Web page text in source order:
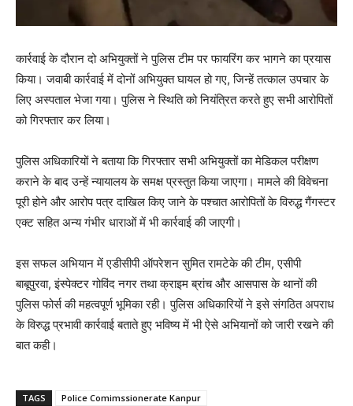
कार्रवाई के दौरान दो अभियुक्तों ने पुलिस टीम पर फायरिंग कर भागने का प्रयास
किया। जवाबी कार्रवाई में दोनों अभियुक्त घायल हो गए, जिन्हें तत्काल उपचार के
लिए अस्पताल भेजा गया। पुलिस ने स्थिति को नियंत्रित करते हुए सभी आरोपितों
को गिरफ्तार कर लिया।
पुलिस अधिकारियों ने बताया कि गिरफ्तार सभी अभियुक्तों का मेडिकल परीक्षण
कराने के बाद उन्हें न्यायालय के समक्ष प्रस्तुत किया जाएगा। मामले की विवेचना
पूरी होने और आरोप पत्र दाखिल किए जाने के पश्चात आरोपितों के विरुद्ध गैंगस्टर
एक्ट सहित अन्य गंभीर धाराओं में भी कार्रवाई की जाएगी।
इस सफल अभियान में एडीसीपी ऑपरेशन सुमित रामटेके की टीम, एसीपी
बाबूपुरवा, इंस्पेक्टर गोविंद नगर तथा क्राइम ब्रांच और आसपास के थानों की
पुलिस फोर्स की महत्वपूर्ण भूमिका रही। पुलिस अधिकारियों ने इसे संगठित अपराध
के विरुद्ध प्रभावी कार्रवाई बताते हुए भविष्य में भी ऐसे अभियानों को जारी रखने की
बात कही।
TAGS Police Comimssionerate Kanpur